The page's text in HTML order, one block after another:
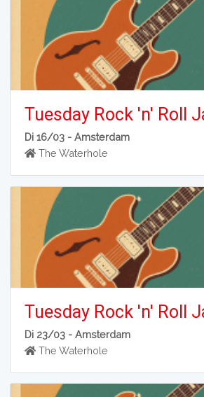
Tuesday Rock 'n' Roll
Di 16/03 -Amsterdam
The Waterhole
Tuesday Rock 'n' Roll
Di 23/03 -Amsterdam
The Waterhole